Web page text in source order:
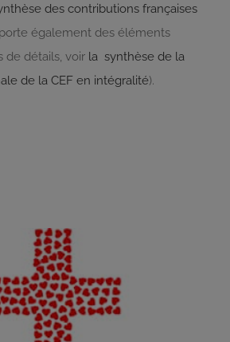
des contributions françaises
également des éléments
de détails, voir la synthèse de la
de la CEF en intégralité).